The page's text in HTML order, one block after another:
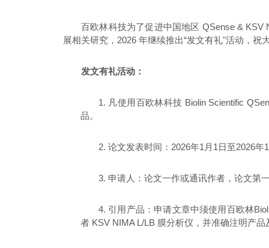
百欧林科技为了促进中国地区 QSense & KSV
展相关研究， 2026 年继续推出“发文有礼"活动，祝
发文有礼活动：
1. 凡使用百欧林科技 Biolin Scientific
品。
2. 论文发表时间： 2026年1 月 1 日至2026年
3. 申请人：论文一作或通讯作者，论文第
4. 引用产品：申请文章中须使用百欧林
者 KSV NIMA L/LB 膜分析仪，并准确注明产品